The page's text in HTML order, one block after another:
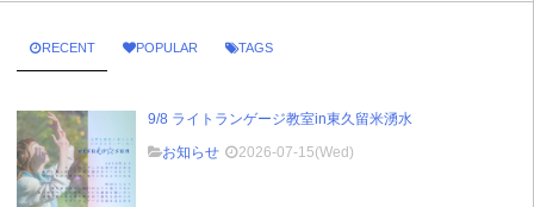
RECENT POPULAR TAGS
9/8 ライトランゲージ教室in東久留米湧水
お知らせ
2026-07-15(Wed)